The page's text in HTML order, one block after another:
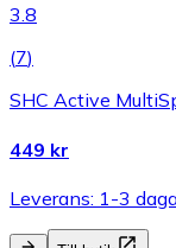
3.8
(7)
SHC Active
449 kr
Leverans: 1-3